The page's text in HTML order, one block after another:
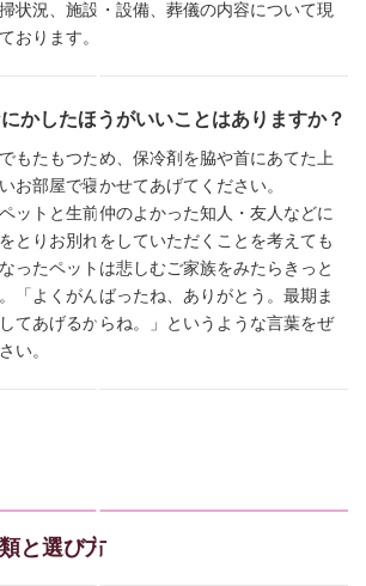
状況、施設・設備、葬儀の内容について現
おります。
かしたほうがいいことはありますか？
もたもつため、保冷剤を脇や首にあてた上
お部屋で寝かせてあげてください。
ットと生前仲のよかった知人・友人などに
とりお別れをしていただくことを考えても
ったペットは悲しむご家族をみたらきっと
「よくがんばったね、ありがとう。最期ま
てあげるからね。」というような言葉をぜ
い。
と選び方